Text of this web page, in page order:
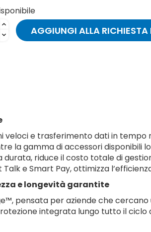
AGGIUNGI ALLA
veloci e trasferimento dati in tempo
la gamma di accessori disponibili
durata, riduce il costo totale di
e Smart Pay, ottimizza
e longevità garantite
pensata per aziende che cercano
integrata lungo tutto il ciclo